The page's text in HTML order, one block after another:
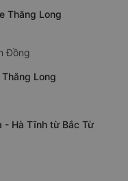
Thăng Long
Đồng
Long
- Hà Tĩnh từ Bắc Từ